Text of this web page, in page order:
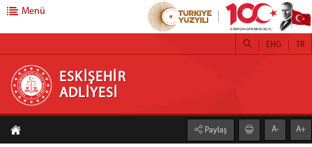
ESKİŞEHİR ADLİYESİ
ANA SAYFA
ADLİYEMİZ
Menü
ESKİŞEHİR
ADLİYESİ
TR
ENG
Paylaş A- A+